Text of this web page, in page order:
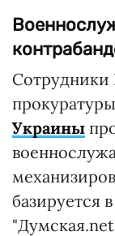
Сотрудники
Украины
базируется